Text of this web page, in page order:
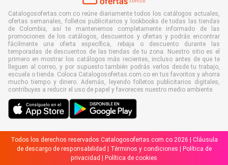
Catalogosofertas.com.co reúne diariamente todos los catálogos actuales,
ofertas semanales, folletos publicitarios y lookbooks de todas las tiendas
de Colombia, así te mantenemos completamente informado de las
promociones de los catálogos, descuentos y ofertas y podrás encontrar
fácilmente una oferta específica, rebaja o descuento durante las
temporadas de descuentos de las tiendas de tu zona. Nuestro sitio es el
primero en mostrar los catálogos más recientes, incluso antes de que te
lleguen al correo, y por supuesto también podrás verlos desde tu trabajo,
escuela o tienda. Coloca Catalogosofertas.com.co en tus favoritos y ahorra
mucho tiempo y dinero. Además, leyendo folletos publicitarios digitales,
contribuyes a reducir el uso de papel y favoreces nuestro medio ambiente.
Todos los derechos reservados Catalogosofertas.com.co 2026 | Cláusula
de descargo de responsabilidad
Términos y condiciones
Política de
privacidad
Política de cookies